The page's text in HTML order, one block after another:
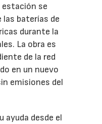
estación se
baterías de
durante la
La obra es
de la red
en un nuevo
emisiones del
ayuda desde el